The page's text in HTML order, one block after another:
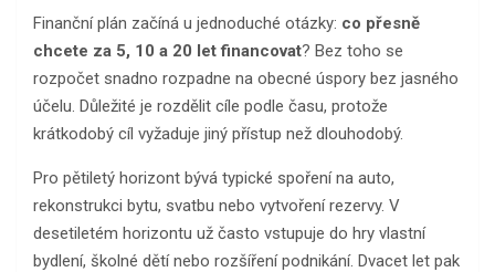
Finanční plán začíná u jednoduché otázky: co přesně
chcete za 5, 10 a 20 let financovat? Bez toho se
rozpočet snadno rozpadne na obecné úspory bez jasného
účelu. Důležité je rozdělit cíle podle času, protože
krátkodobý cíl vyžaduje jiný přístup než dlouhodobý.
Pro pětiletý horizont bývá typické spoření na auto,
rekonstrukci bytu, svatbu nebo vytvoření rezervy. V
desetiletém horizontu už často vstupuje do hry vlastní
bydlení, školné dětí nebo rozšíření podnikání. Dvacet let pak